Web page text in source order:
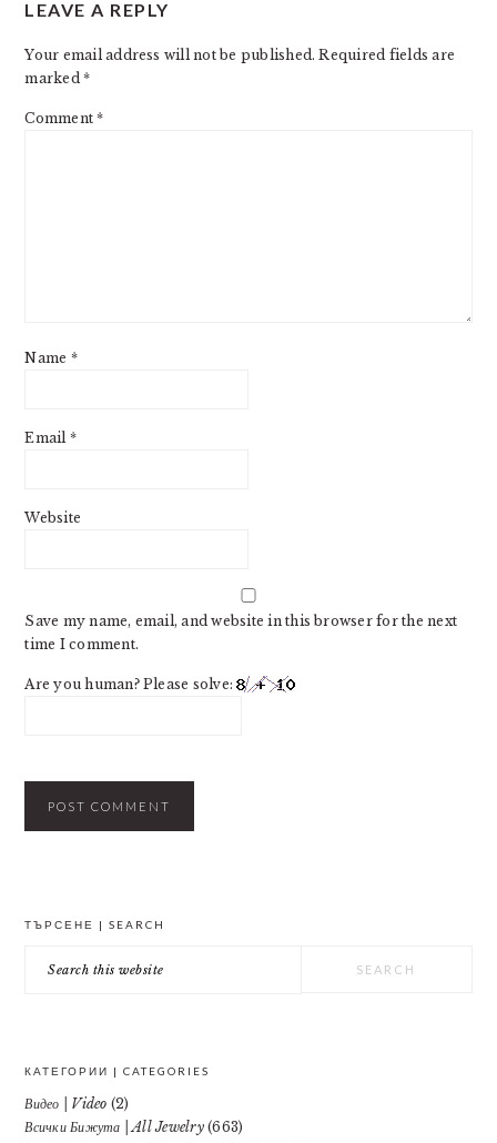
INTERACTIONS
LEAVE A REPLY
Your email address will not be published. Required fields are
marked*
Comment*
Name *
Email *
Website
Save my name, email, and website in this browser for the next
time I comment.
Are you human? Please solve:
ТЪРСЕНЕ | SEARCH
this
КАТЕГОРИИ | CATEGORIES
Видео | Video (2)
Всички Бижута | All Jewelry(663)